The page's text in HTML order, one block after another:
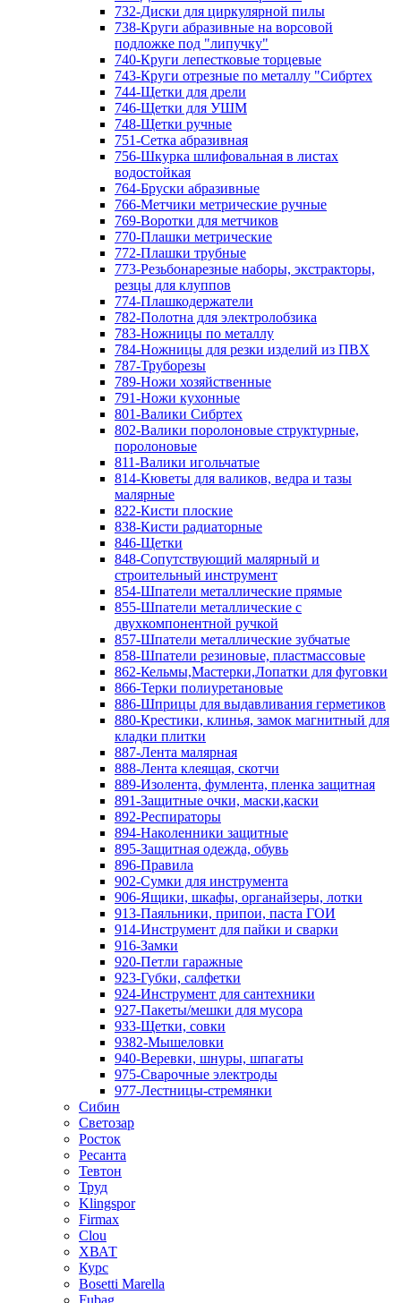
732-Диски для циркулярной пилы
738-Круги абразивные на ворсовой
подложке под "липучку"
740-Круги лепестковые торцевые
743-Круги отрезные по металлу "Сибртех
744-Щетки для дрели
746-Щетки для УШМ
748-Щетки ручные
751-Сетка абразивная
756-Шкурка шлифовальная в листах
водостойкая
764-Бруски абразивные
766-Метчики метрические ручные
769-Воротки для метчиков
770-Плашки метрические
772-Плашки трубные
773-Резьбонарезные наборы, экстракторы,
резцы для клуппов
774-Плашкодержатели
782-Полотна для электролобзика
783-Ножницы по металлу
784-Ножницы для резки изделий из ПВХ
787-Труборезы
789-Ножи хозяйственные
791-Ножи кухонные
801-Валики Сибртех
802-Валики поролоновые структурные,
поролоновые
811-Валики игольчатые
814-Кюветы для валиков, ведра и тазы
малярные
822-Кисти плоские
838-Кисти радиаторные
846-Щетки
848-Сопутствующий малярный и
строительный инструмент
854-Шпатели металлические прямые
855-Шпатели металлические с
двухкомпонентной ручкой
857-Шпатели металлические зубчатые
858-Шпатели резиновые, пластмассовые
862-Кельмы,Мастерки,Лопатки для фуговки
866-Терки полиуретановые
886-Шприцы для выдавливания герметиков
880-Крестики, клинья, замок магнитный для
кладки плитки
887-Лента малярная
888-Лента клеящая, скотчи
889-Изолента, фумлента, пленка защитная
891-Защитные очки, маски,каски
892-Респираторы
894-Наколенники защитные
895-Защитная одежда, обувь
896-Правила
902-Сумки для инструмента
906-Ящики, шкафы, органайзеры, лотки
913-Паяльники, припои, паста ГОИ
914-Инструмент для пайки и сварки
916-Замки
920-Петли гаражные
923-Губки, салфетки
924-Инструмент для сантехники
927-Пакеты/мешки для мусора
933-Щетки, совки
9382-Мышеловки
940-Веревки, шнуры, шпагаты
975-Сварочные электроды
977-Лестницы-стремянки
Сибин
Светозар
Росток
Ресанта
Тевтон
Труд
Klingspor
Firmax
Clou
XВАТ
Курс
Bosetti Marella
Fubag